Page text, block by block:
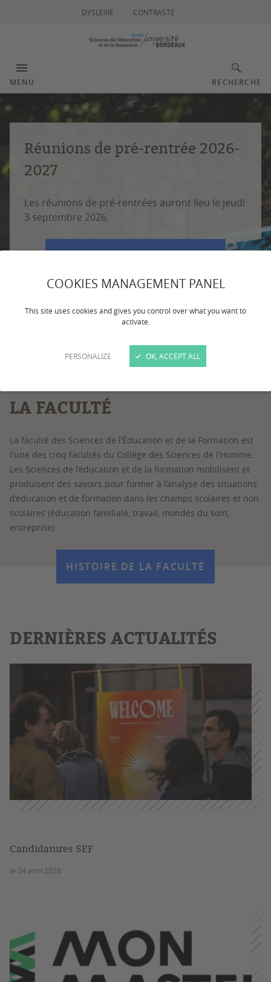
COOKIES MANAGEMENT PANEL
This site uses cookies and gives you control over what you want to
activate.
PERSONALIZE OK, ACCEPT ALL
DYSLEXIE CONTRASTE
MENU RECHERCHE
Réunions de pré-rentrée 2026-
2027
Les réunions de pré-rentrées auront lieu le jeudi
3 septembre 2026.
LA FACULTÉ
La faculté des Sciences de l’Éducation et de la Formation est
l'une des cinq facultés du Collège des Sciences de l'Homme.
Les Sciences de l’éducation et de la formation mobilisent et
produisent des savoirs pour former à l’analyse des situations
d’éducation et de formation dans les champs scolaires et non
scolaires (éducation familiale, travail, mondes du soin,
entreprise)
HISTOIRE DE LA FACULTÉ
DERNIÈRES ACTUALITÉS
Candidatures SEF
le 24 avril 2026